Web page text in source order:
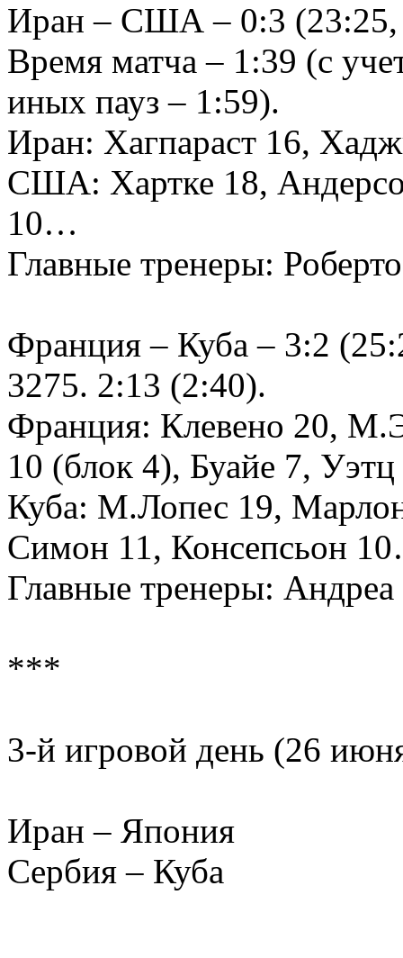
Иран – США – 0:3 (23:25,
Время матча – 1:39 (с
иных пауз – 1:59).
Иран: Хагпараст 16,
США: Хартке 18,
10…
Главные тренеры:
Франция – Куба – 3:2
3275. 2:13 (2:40).
Франция: Клевено 20,
10 (блок 4), Буайе 7,
Куба: М.Лопес 19,
Симон 11, Консепсьон
Главные тренеры:
***
3-й игровой день (26
Иран – Япония
Сербия – Куба